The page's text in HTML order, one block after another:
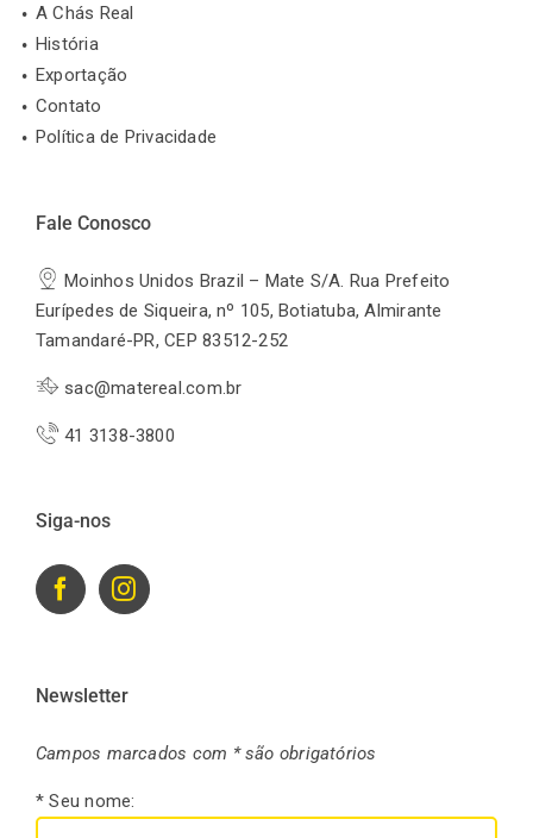
A Chás Real
História
Exportação
Contato
Política de Privacidade
Fale Conosco
Moinhos Unidos Brazil – Mate S/A. Rua Prefeito
Eurípedes de Siqueira, nº 105, Botiatuba, Almirante
Tamandaré-PR, CEP 83512-252
sac@matereal.com.br
41 3138-3800
Siga-nos
Newsletter
Campos marcados com * são obrigatórios
* Seu nome: